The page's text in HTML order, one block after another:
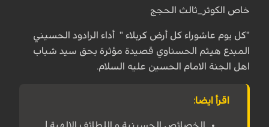
خاص الكوثر_ثالث الحجج
"كل یوم عاشوراء كل أرض كربلاء " أداء الرادود الحسيني
المبدع هيثم الحسناوي قصيدة مؤثرة بحق سيد شباب
اهل الجنة الامام الحسين عليه السلام.
اقرأ ايضا: